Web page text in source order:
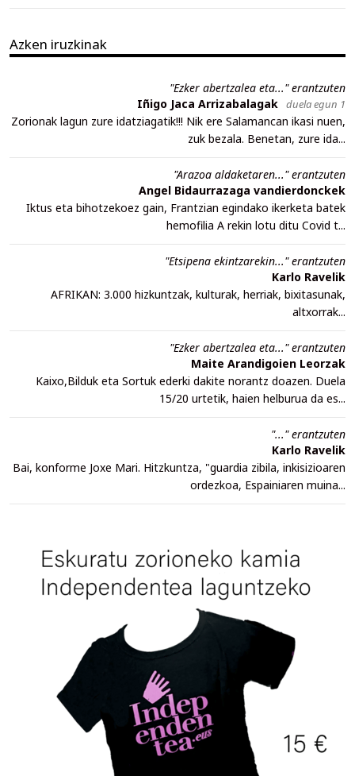
Azken iruzkinak
"Ezker abertzalea eta..." erantzuten
Iñigo Jaca Arrizabalagak duela egun 1
Zorionak lagun zure idatziagatik!!! Nik ere Salamancan ikasi nuen,
zuk bezala. Benetan, zure ida...
"Arazoa aldaketaren..." erantzuten
Angel Bidaurrazaga vandierdonckek
Iktus eta bihotzekoez gain, Frantzian egindako ikerketa batek
hemofilia A rekin lotu ditu Covid t...
"Etsipena ekintzarekin..." erantzuten
Karlo Ravelik
AFRIKAN: 3.000 hizkuntzak, kulturak, herriak, bixitasunak,
altxorrak...
"Ezker abertzalea eta..." erantzuten
Maite Arandigoien Leorzak
Kaixo,Bilduk eta Sortuk ederki dakite norantz doazen. Duela
15/20 urtetik, haien helburua da es...
"..." erantzuten
Karlo Ravelik
Bai, konforme Joxe Mari. Hitzkuntza, "guardia zibila, inkisizioaren
ordezkoa, Espainiaren muina...